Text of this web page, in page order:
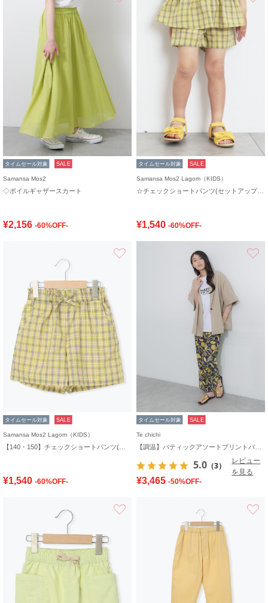
タイムセール対象 SALE
Samansa Mos2
◇ボイルギャザースカート
¥2,156 -60%OFF-
タイムセール対象 SALE
Samansa Mos2 Lagom（KIDS）
☆チェックショートパンツ(セットアップ可)
¥1,540 -60%OFF-
タイムセール対象 SALE
Samansa Mos2 Lagom（KIDS）
¥1,540 -60%OFF-
タイムセール対象 SALE
Te chichi
5.0 （3）
レビュー
を見る
¥3,465 -50%OFF-